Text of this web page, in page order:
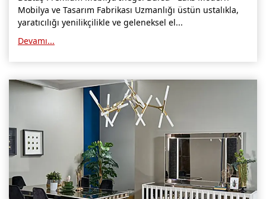
Mobilya ve Tasarım Fabrikası Uzmanlığı üstün ustalıkla,
yaratıcılığı yenilikçilikle ve geleneksel el...
Devamı...